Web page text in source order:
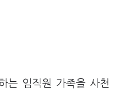
는 임직원 가족을 사천